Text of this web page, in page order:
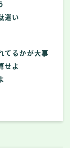
遣い
てるかが大事
せよ